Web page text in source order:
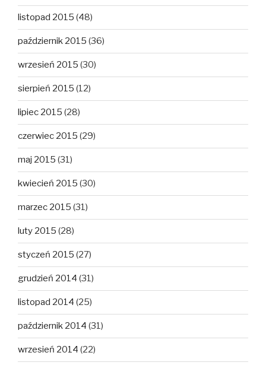
listopad 2015 (48)
październik 2015 (36)
wrzesień 2015 (30)
sierpień 2015 (12)
lipiec 2015 (28)
czerwiec 2015 (29)
maj 2015 (31)
kwiecień 2015 (30)
marzec 2015 (31)
luty 2015 (28)
styczeń 2015 (27)
grudzień 2014 (31)
listopad 2014 (25)
październik 2014 (31)
wrzesień 2014 (22)